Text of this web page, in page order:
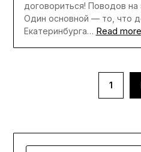
договориться! Поводов на
Один основной — то, что
Екатеринбурга… Read more
1